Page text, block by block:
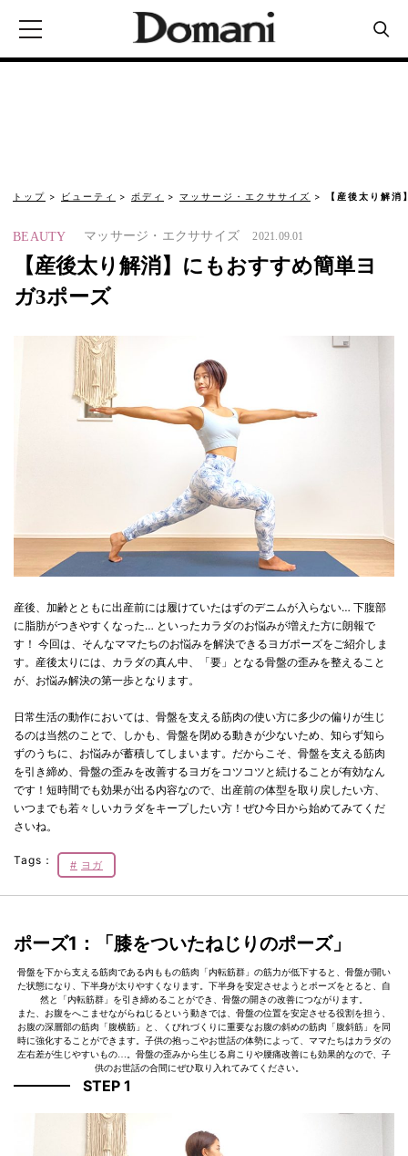
トップ ビューティ ボディ マッサージ・エクササイズ 【産後太り解
BEAUTY マッサージ・エクササイズ 2021.09.01
【産後太り解消】にもおすすめ簡単ヨ
ガ3ポーズ
産後、加齢とともに出産前には履けていたはずのデニムが入らない… 下腹部
に脂肪がつきやすくなった… といったカラダのお悩みが増えた方に朗報で
す！ 今回は、そんなママたちのお悩みを解決できるヨガポーズをご紹介しま
す。産後太りには、カラダの真ん中、「要」となる骨盤の歪みを整えること
が、お悩み解決の第一歩となります。
日常生活の動作においては、骨盤を支える筋肉の使い方に多少の偏りが生じ
るのは当然のことで、しかも、骨盤を閉める動きが少ないため、知らず知ら
ずのうちに、お悩みが蓄積してしまいます。だからこそ、骨盤を支える筋肉
を引き締め、骨盤の歪みを改善するヨガをコツコツと続けることが有効なん
です！短時間でも効果が出る内容なので、出産前の体型を取り戻したい方、
いつまでも若々しいカラダをキープしたい方！ぜひ今日から始めてみてくだ
さいね。
Tags： ヨガ
ポーズ1：「膝をついたねじりのポーズ」
骨盤を下から支える筋肉である内ももの筋肉「内転筋群」の筋力が低下すると、骨盤が開い
た状態になり、下半身が太りやすくなります。下半身を安定させようとポーズをとると、自
然と「内転筋群」を引き締めることができ、骨盤の開きの改善につながります。
また、お腹をへこませながらねじるという動きでは、骨盤の位置を安定させる役割を担う、
お腹の深層部の筋肉「腹横筋」と、くびれづくりに重要なお腹の斜めの筋肉「腹斜筋」を同
時に強化することができます。子供の抱っこやお世話の体勢によって、ママたちはカラダの
左右差が生じやすいもの…。骨盤の歪みから生じる肩こりや腰痛改善にも効果的なので、子
供のお世話の合間にぜひ取り入れてみてください。
STEP 1